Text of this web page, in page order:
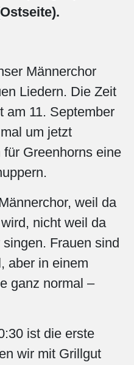
Männerchor
Liedern. Die Zeit
am 11. September
um jetzt
Greenhorns eine
weil da
nicht weil da
Frauen sind
aber in einem
ganz normal –
ist die erste
wir mit Grillgut